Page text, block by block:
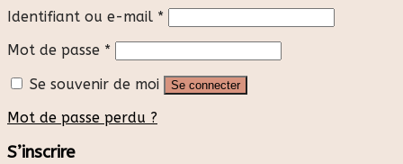
Identifiant ou e-mail *
Mot de passe *
Se souvenir de moi
Se connecter
Mot de passe perdu ?
S’inscrire